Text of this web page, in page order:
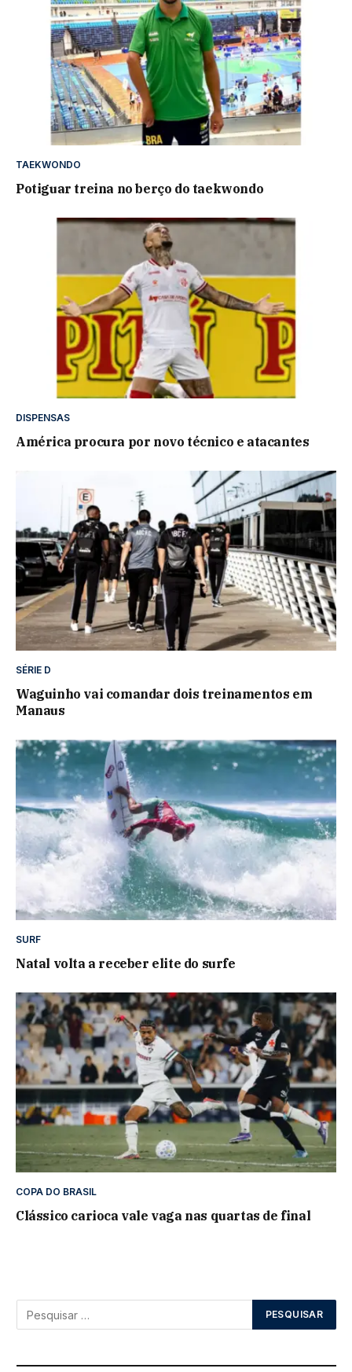
TAEKWONDO
Potiguar treina no berço do taekwondo
DISPENSAS
América procura por novo técnico e atacantes
SÉRIE D
Waguinho vai comandar dois treinamentos em
Manaus
SURF
Natal volta a receber elite do surfe
COPA DO BRASIL
Clássico carioca vale vaga nas quartas de final